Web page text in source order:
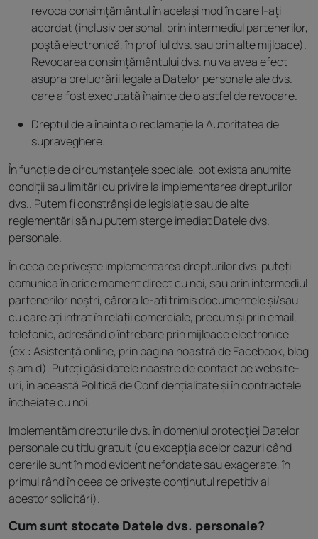
revoca consimțământul în același mod în care l-ați
acordat (inclusiv personal, prin intermediul partenerilor,
poștă electronică, în profilul dvs. sau prin alte mijloace).
Revocarea consimțământului dvs. nu va avea efect
asupra prelucrării legale a Datelor personale ale dvs.
care a fost executată înainte de o astfel de revocare.
Dreptul de a înainta o reclamație la Autoritatea de
supraveghere.
În funcție de circumstanțele speciale, pot exista anumite
condiții sau limitări cu privire la implementarea drepturilor
dvs.. Putem fi constrânși de legislație sau de alte
reglementări să nu putem sterge imediat Datele dvs.
personale.
În ceea ce privește implementarea drepturilor dvs. puteți
comunica în orice moment direct cu noi, sau prin intermediul
partenerilor noștri, cărora le-ați trimis documentele și/sau
cu care ați intrat în relații comerciale, precum și prin email,
telefonic, adresând o întrebare prin mijloace electronice
(ex.: Asistență online, prin pagina noastră de Facebook, blog
ș.am.d). Puteți găsi datele noastre de contact pe website-
uri, în această Politică de Confidențialitate și în contractele
încheiate cu noi.
Implementăm drepturile dvs. în domeniul protecției Datelor
personale cu titlu gratuit (cu excepția acelor cazuri când
cererile sunt în mod evident nefondate sau exagerate, în
primul rând în ceea ce privește conținutul repetitiv al
acestor solicitări).
Cum sunt stocate Datele dvs. personale?